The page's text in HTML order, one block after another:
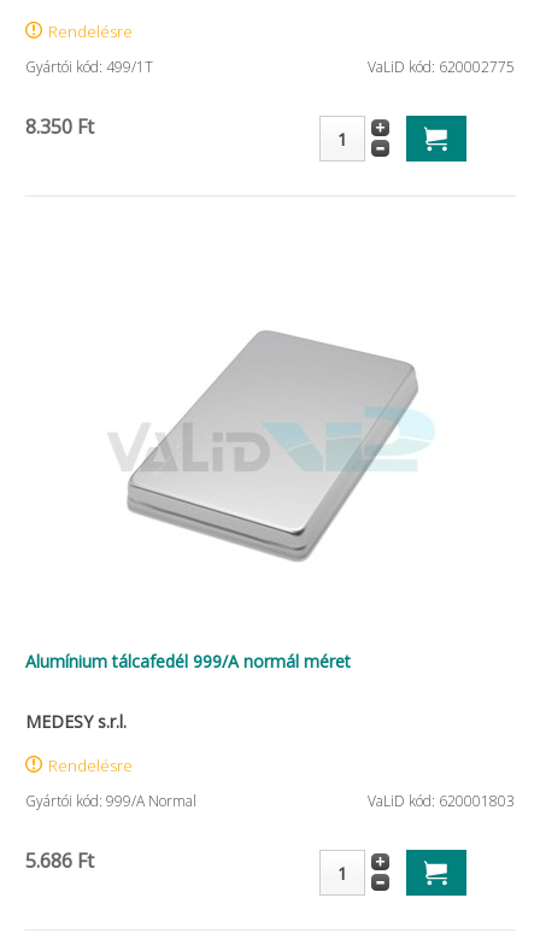
Rendelésre
Gyártói kód: 499/1T VaLiD kód: 620002775
8.350 Ft
Alumínium tálcafedél 999/A normál méret
MEDESY s.r.l.
Rendelésre
Gyártói kód: 999/A Normal VaLiD kód: 620001803
5.686 Ft